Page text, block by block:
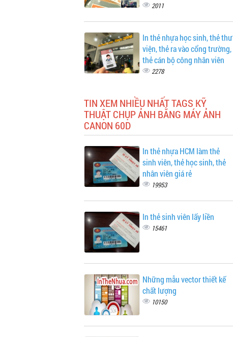
2011
In thẻ nhựa học sinh, thẻ thư
viện, thẻ ra vào cổng trường,
thẻ cán bộ công nhân viên
2278
TIN XEM NHIỀU NHẤT TAGS KỸ
THUẬT CHỤP ẢNH BẰNG MÁY ẢNH
CANON 60D
In thẻ nhựa HCM làm thẻ
sinh viên, thẻ học sinh, thẻ
nhân viên giá rẻ
19953
In thẻ sinh viên lấy liền
15461
Những mẫu vector thiết kế
chất lượng
10150